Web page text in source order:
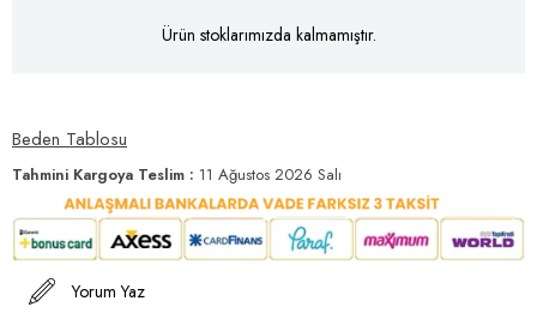
Ürün stoklarımızda kalmamıştır.
Beden Tablosu
Tahmini Kargoya Teslim : 11 Ağustos 2026 Salı
Yorum Yaz